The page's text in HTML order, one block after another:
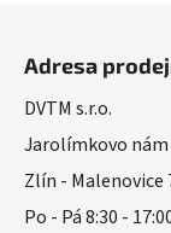
Adresa
DVTM s.r.o.
Jarolímkovo nám
Zlín - Malenovice
Po - Pá 8:30 -